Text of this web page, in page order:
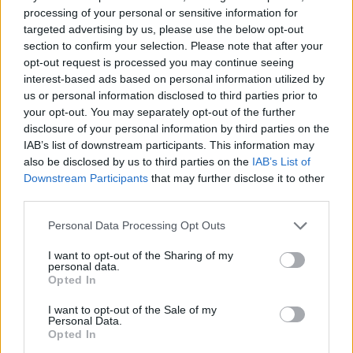
processing of your personal or sensitive information for
targeted advertising by us, please use the below opt-out
section to confirm your selection. Please note that after your
opt-out request is processed you may continue seeing
interest-based ads based on personal information utilized by
us or personal information disclosed to third parties prior to
your opt-out. You may separately opt-out of the further
disclosure of your personal information by third parties on the
IAB’s list of downstream participants. This information may
also be disclosed by us to third parties on the IAB’s List of
Downstream Participants that may further disclose it to other
Please note that this website/app uses one or more Google
not limited to your visit or usage behaviour. You may click to
grant or deny consent to Google and its third-party tags to
use your data for below specified purposes in below Google
consent section.
Personal Data Processing Opt Outs
I want to opt-out of the Sharing of my
personal data.
Opted In
I want to opt-out of the Sale of my
Personal Data.
Opted In
gesagt hat, dass sie niemandem schriftlich Bericht erstattet
hat, in Frage zu stellen, da in den Aufzeichnungen nicht die
Nummer der sogenannten Arbeitsakte enthalten ist, in der die
Berichte der Agenten gesammelt wurden.“Nach bestem
Wissen hat Katalin Karikó überhaupt keine Arbeitsakte”
Der Generaldirektor sagte.
Euronews befragte Krisztián Ungváry, einen der
bekanntesten ungarischen Forscher ehemaliger
Staatssicherheitsdokumente, zu dem Fall, der bestätigte:
Karikós Antwort ist einer der seltenen Fälle, in denen die
betroffene Person auf die gestellten Fragen normal
antwortet und nicht über ihre Vergangenheit lügt.
sondern man kann sich auch kaum vorstellen, dass etwas
„ „Auch gegenüber Euronews betonte er den Historiker, der
gleichzeitig darauf hinwies, dass Kariko sich nur weigerte,
schriftliche Berichte zu erstellen, was nicht bedeutet, dass sie nicht
mündlich Bericht erstattete.
Dies wirft jedoch eine interessante Frage auf “einen
Netzmensch auszuruhen” bedeutet laut Eintrag des